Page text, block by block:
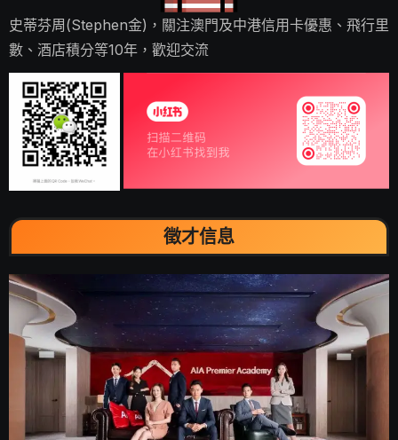
史蒂芬周(Stephen金)，關注澳門及中港信用卡優惠、飛行里
數、酒店積分等10年，歡迎交流
徵才信息